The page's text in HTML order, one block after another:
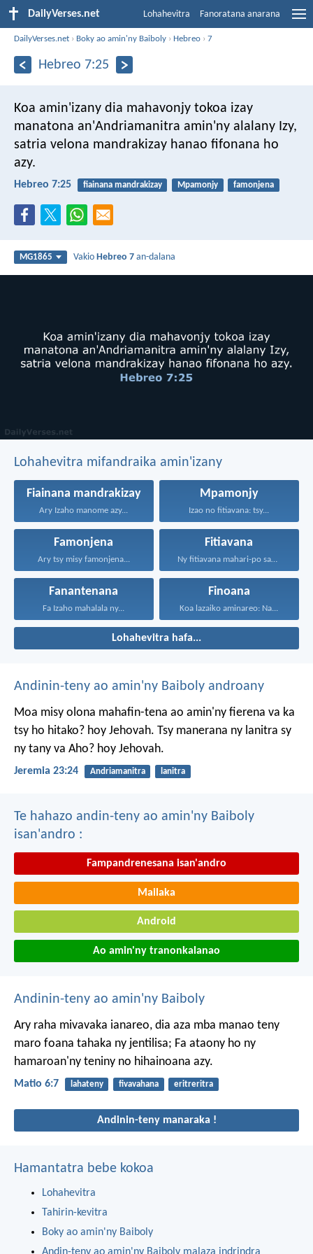
DailyVerses.net Lohahevitra Fanoratana anarana
DailyVerses.net › Boky ao amin'ny Baiboly › Hebreo ›7
Hebreo 7:25
Koa amin'izany dia mahavonjy tokoa izay
manatona an'Andriamanitra amin'ny alalany Izy,
satria velona mandrakizay hanao fifonana ho
azy.
Hebreo 7:25 fiainana mandrakizay Mpamonjy famonjena
MG1865 VakioHebreo 7 an-dalana
Lohahevitra mifandraika amin'izany
Fiainana mandrakizay
Ary Izaho manome azy...
Mpamonjy
Izao no fitiavana: tsy...
Famonjena
Ary tsy misy famonjena...
Fitiavana
Ny fitiavana mahari-po sady...
Fanantenana
Fa Izaho mahalala ny...
Finoana
Koa lazaiko aminareo: Na...
Lohahevitra hafa...
Andinin-teny ao amin'ny Baiboly androany
Moa misy olona mahafin-tena ao amin'ny fierena va ka
tsy ho hitako? hoy Jehovah. Tsy manerana ny lanitra sy
ny tany va Aho? hoy Jehovah.
Jeremia 23:24 Andriamanitra lanitra
Te hahazo andin-teny ao amin'ny Baiboly
isan'andro :
Fampandrenesana isan'andro
Mailaka
Android
Ao amin'ny tranonkalanao
Andinin-teny ao amin'ny Baiboly
Ary raha mivavaka ianareo, dia aza mba manao teny
maro foana tahaka ny jentilisa; Fa ataony ho ny
hamaroan'ny teniny no hihainoana azy.
Matio 6:7 lahateny fivavahana eritreritra
Andinin-teny manaraka !
Hamantatra bebe kokoa
Lohahevitra
Tahirin-kevitra
Boky ao amin'ny Baiboly